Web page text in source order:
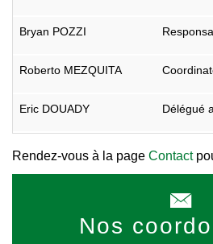
Bryan POZZI
Roberto MEZQUITA
Eric DOUADY Délégué
Rendez-vous à la page Contact
Nos